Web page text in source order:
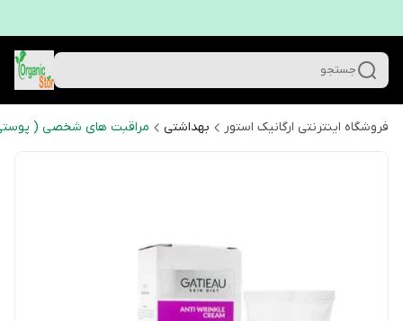
جستجو
فروشگاه اینترنتی ارگانیک استور بهداشتی مراقبت های شخصی (